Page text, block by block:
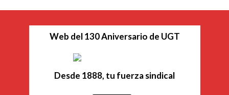
Web del 130 Aniversario de UGT
Desde 1888, tu fuerza sindical